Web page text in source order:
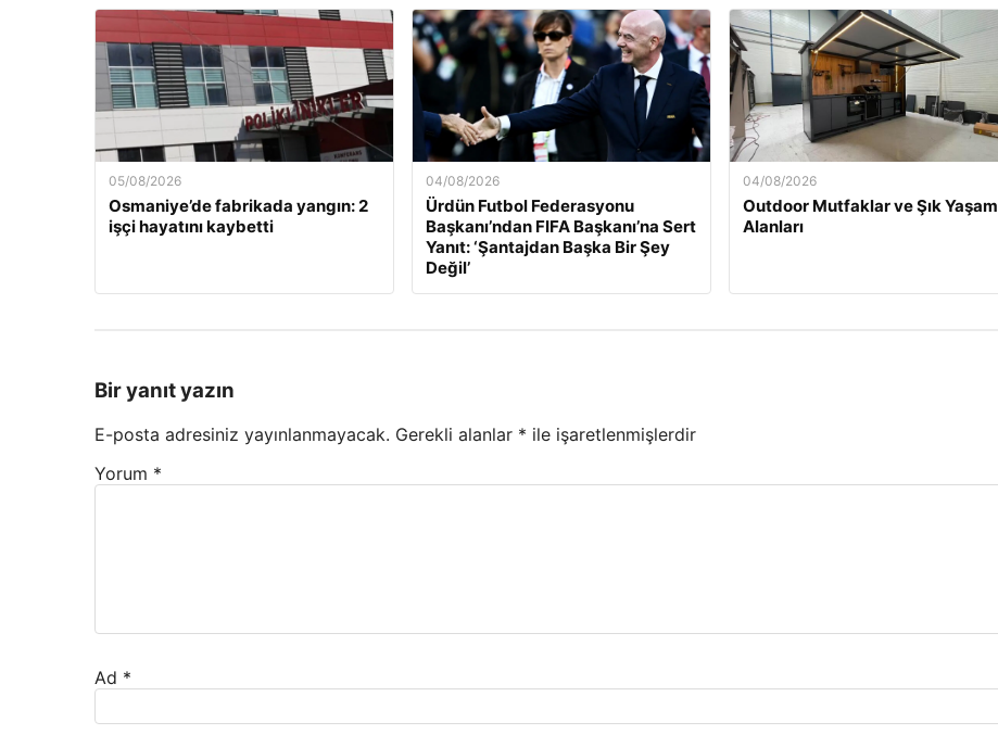
05/08/2026
Osmaniye’de fabrikada yangın: 2
işçi hayatını kaybetti
04/08/2026
Ürdün Futbol Federasyonu
Başkanı’ndan FIFA Başkanı’na Sert
Yanıt: ‘Şantajdan Başka Bir Şey
Değil’
04/08/2026
Outdoor Mutfaklar ve Şık Yaşam
Alanları
Bir yanıt yazın
E-posta adresiniz yayınlanmayacak. Gerekli alanlar * ile işaretlenmişlerdir
Yorum *
Ad *